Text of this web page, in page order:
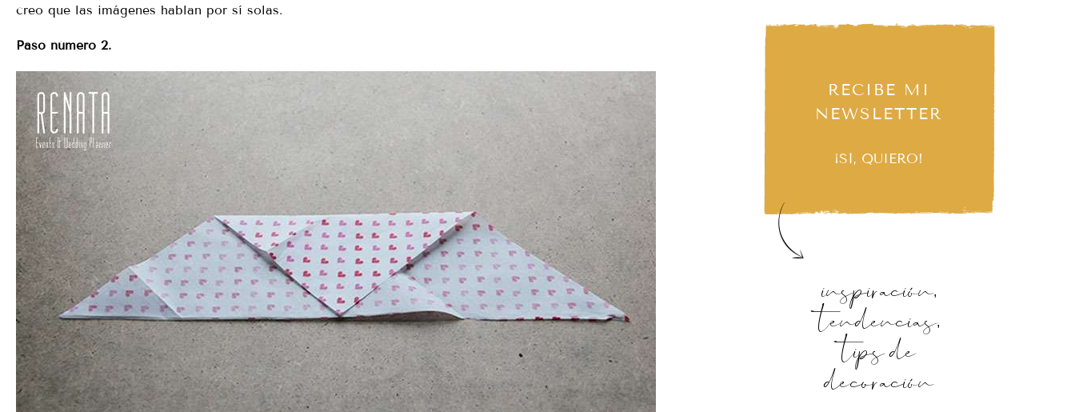
creo que las imágenes hablan por sí solas.
Paso número 2.
RECIBE MI
NEWSLETTER
¡SÍ, QUIERO!
inspiración,
tendencias,
tips de
decoración